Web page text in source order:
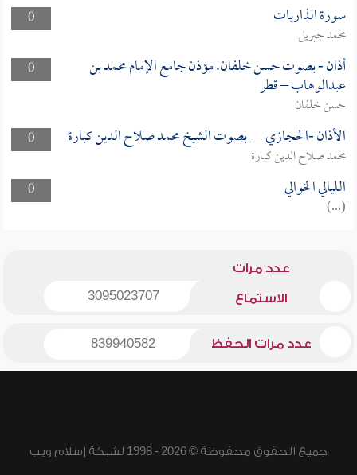
0
سورة الذاريات
محمد جبريل
0
أذان - بصوت حسن خلفان. مؤذن جامع الإمام محمد بن
عبدالوهاب – قطر
حسن خلفان
0
الأذان -الحجازي__ بصوت الشيخ محمد صلاح الدين كبارة
محمد صلاح الدين كبارة
0
الليالي الخوالي
(...)
عدد مرات
الاستماع 3095023707
عدد مرات الحفظ 839940582
جميع الحقوق محفوظة © 2026 - 1998 لشبكة إسلام ويب